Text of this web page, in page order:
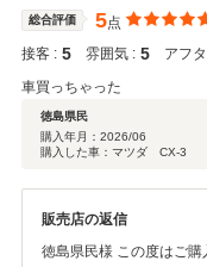
るよう、親切・丁寧な対
付き合いの程、宜しくお
総合評価 5点
接客 : 5 雰囲気 : 5 アフ
車買っちゃった
徳島県民
購入年月： 2026/06
購入した車：マツダ CX-3
販売店の返信
徳島県民様 この度はご